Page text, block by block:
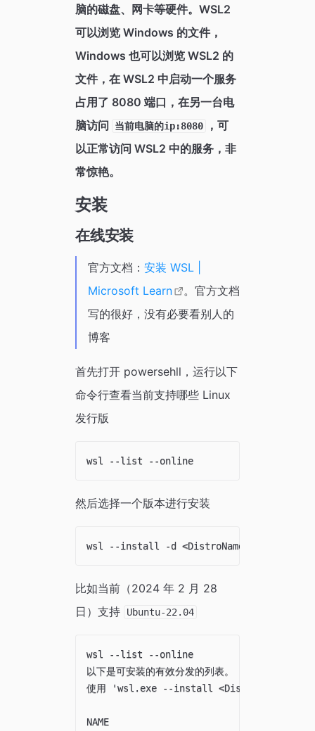
脑的磁盘、网卡等硬件。WSL2
可以浏览 Windows 的文件，
Windows 也可以浏览 WSL2 的
文件，在 WSL2 中启动一个服务
占用了 8080 端口，在另一台电
脑访问
当前电脑的ip:8080
，可
以正常访问 WSL2 中的服务，非
常惊艳。
安装
在线安装
官方文档： 安装 WSL |
Microsoft Learn
。官方文档
写的很好，没有必要看别人的
博客
首先打开 powersehll，运行以下
命令行查看当前支持哪些 Linux
发行版
wsl --list --online
然后选择一个版本进行安装
比如当前（2024 年 2 月 28
日）支持
Ubuntu-22.04
wsl --list --online
以下是可安装的有效分发的列表。
使用 'wsl.exe --install <Distro>' 安装。
NAME